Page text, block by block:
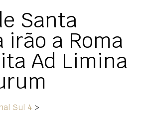
Santa
irão a Roma
Ad Limina
Sul 4 >